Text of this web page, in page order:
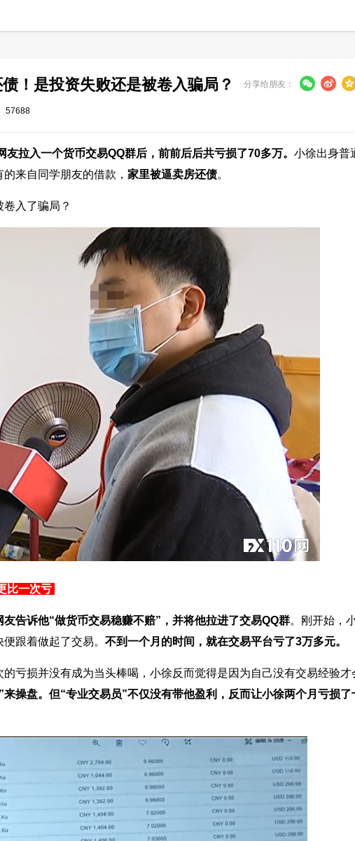
！是投资失败还是被卷入骗局？ 分享给朋友：
57688
友拉入一个货币交易QQ群后，前前后后共亏损了70多万。 小徐出身普
来自同学朋友的借款， 家里被逼卖房还债。
入了骗局？
比一次亏
告诉他“做货币交易稳赚不赔”，并将他拉进了交易QQ群。刚开始，
跟着做起了交易。 不到一个月的时间，就在交易平台亏了3万多元。
亏损并没有成为当头棒喝，小徐反而觉得是因为自己没有交易经验才
操盘。但“专业交易员”不仅没有带他盈利，反而让小徐两个月亏损了